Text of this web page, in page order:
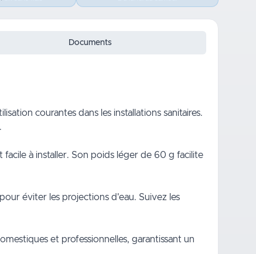
Documents
courantes dans les installations sanitaires.
à installer. Son poids léger de 60 g facilite
éviter les projections d'eau. Suivez les
et professionnelles, garantissant un